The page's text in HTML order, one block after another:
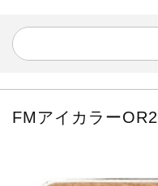
FMアイカラー